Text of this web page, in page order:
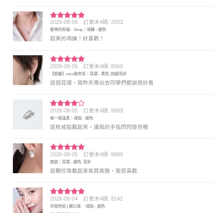
評分5 滿
分 5
2026-08-06 訂單末4碼: 2553
愛神的祝福．2way｜項鍊 - 銀色
超美的項鍊！好喜歡！
評分5 滿
分 5
2026-08-05 訂單末4碼: 8069
【限量】coco香奈耳｜耳環 - 黑色, 純銀耳針
這個耳環，我昨天帶出去同學們都說很好看
評分4
滿分 5
2026-08-05 訂單末4碼: 8069
每一個溫柔｜戒指 - 銀色
這枚戒指戴起來，讓我的手指閃閃發亮喔
評分5 滿
分 5
2026-08-05 訂單末4碼: 8069
夜曲｜耳環 - 銀色, 耳針
這顆珍珠戴起來氣質高雅，我很喜歡
評分5 滿
分 5
2026-08-04 訂單末4碼: 8142
半個世紀 | 開口戒 ．戒指 - 銀色